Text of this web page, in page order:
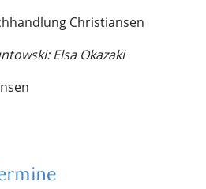
Christiansen
Elsa Okazaki